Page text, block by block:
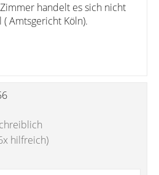
handelt es sich nicht
Amtsgericht Köln).
hilfreich)